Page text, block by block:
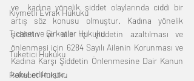
Kıymetli Evrak Hukuku
Ticaret ve Şirketler Hukuku
Tüketici Hukuku
Rekabet Hukuku
ve  kadına yönelik şiddet olaylarında ciddi bir
artış söz konusu olmuştur. Kadına yönelik
şiddetin ve aile içi şiddetin azaltılması ve
önlenmesi için 6284 Sayılı Ailenin Korunması ve
Kadına Karşı Şiddetin Önlenmesine Dair Kanun
kabul edilmiştir.